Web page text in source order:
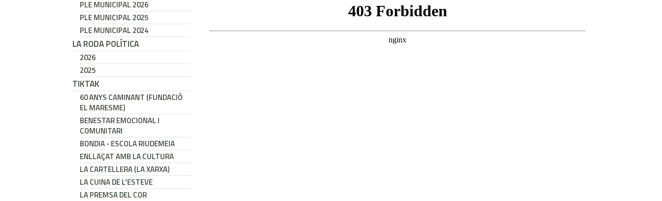
PLE MUNICIPAL 2026
PLE MUNICIPAL 2025
PLE MUNICIPAL 2024
LA RODA POLÍTICA
2026
2025
TIKTAK
60 ANYS CAMINANT (FUNDACIÓ
EL MARESME)
BENESTAR EMOCIONAL I
COMUNITARI
BONDIA - ESCOLA RIUDEMEIA
ENLLAÇAT AMB LA CULTURA
LA CARTELLERA (LA XARXA)
LA CUINA DE L'ESTEVE
LA PREMSA DEL COR